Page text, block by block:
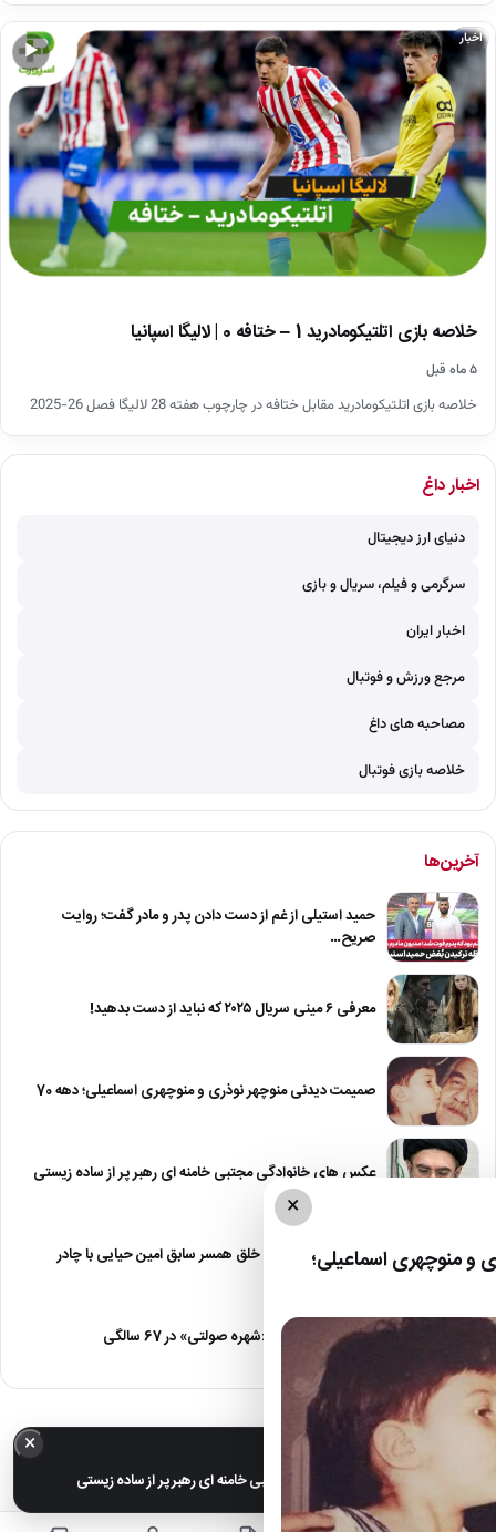
▶
اخبار
خلاصه بازی اتلتیکومادرید 1 – ختافه 0 | لالیگا اسپانیا
۵ ماه قبل
خلاصه بازی اتلتیکومادرید مقابل ختافه در چارچوب هفته 28 لالیگا فصل 26-2025
اخبار داغ
دنیای ارز دیجیتال
سرگرمی و فیلم، سریال و بازی
اخبار ایران
مرجع ورزش و فوتبال
مصاحبه های داغ
خلاصه بازی فوتبال
آخرین‌ها
حمید استیلی از غم از دست دادن پدر و مادر گفت؛ روایت
صریح…
معرفی ۶ مینی سریال ۲۰۲۵ که نباید از دست بدهید!
صمیمت دیدنی منوچهر نوذری و منوچهری اسماعیلی؛ دهه 70
عکس های خانوادگی مجتبی خامنه ای رهبر پر از ساده زیستی
عکس| نیلوفر خوش خلق همسر سابق امین حیایی با چادر
عکس| تغییر چهره «شهره صولتی» در 67 سالگی
×
منوچهری اسماعیلی؛
× خبر مهم
عکس های خانوادگی مجتبی خامنه ای رهبر پر از ساده زیستی